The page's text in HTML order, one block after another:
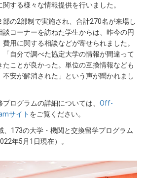
する様々な情報提供を行いました。
部の2部制で実施され、合計270名が来場し
談コーナーを訪ねた学生からは、昨今の円
用に関する相談などが寄せられました。
自分で調べた協定大学の情報が間違って
たことが良かった。単位の互換情報なども
安が解消された」という声が聞かれまし
ログラムの詳細については、 Off-
サイト をご覧ください。
、173の大学・機関と交換留学プログラム
年5月1日現在）。